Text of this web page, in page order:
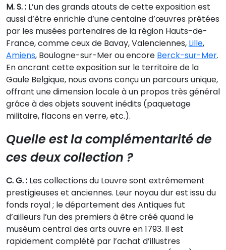
M. S. : L’un des grands atouts de cette exposition est
aussi d’être enrichie d’une centaine d’œuvres prêtées
par les musées partenaires de la région Hauts-de-
France, comme ceux de Bavay, Valenciennes, Lille,
Amiens, Boulogne-sur-Mer ou encore Berck-sur-Mer.
En ancrant cette exposition sur le territoire de la
Gaule Belgique, nous avons conçu un parcours unique,
offrant une dimension locale à un propos très général
grâce à des objets souvent inédits (paquetage
militaire, flacons en verre, etc.).
Quelle est la complémentarité de
ces deux collection ?
C. G. : Les collections du Louvre sont extrêmement
prestigieuses et anciennes. Leur noyau dur est issu du
fonds royal ; le département des Antiques fut
d’ailleurs l’un des premiers à être créé quand le
muséum central des arts ouvre en 1793. Il est
rapidement complété par l’achat d’illustres